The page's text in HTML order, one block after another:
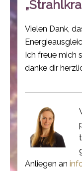
Vielen Dank,
Ich freue mich
danke dir
Anliegen an